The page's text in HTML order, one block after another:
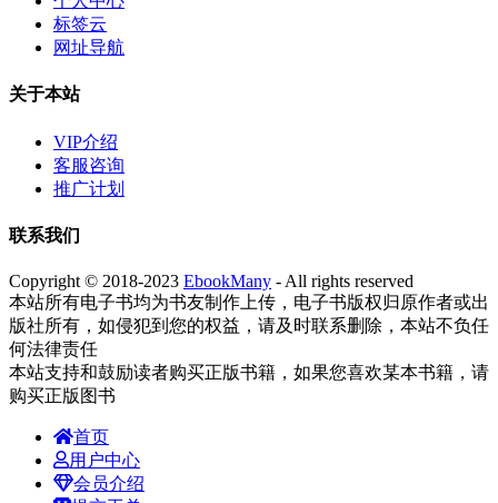
标签云
网址导航
关于本站
VIP介绍
客服咨询
推广计划
联系我们
Copyright © 2018-2023 EbookMany - All rights reserved
本站所有电子书均为书友制作上传，电子书版权归原作者或出
版社所有，如侵犯到您的权益，请及时联系删除，本站不负任
何法律责任
本站支持和鼓励读者购买正版书籍，如果您喜欢某本书籍，请
购买正版图书
首页
用户中心
会员介绍